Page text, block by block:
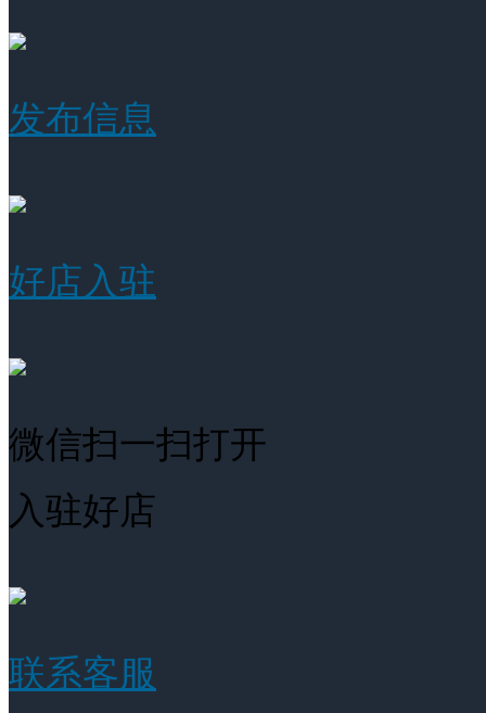
发布信息
好店入驻
微信扫一扫打开
入驻好店
联系客服